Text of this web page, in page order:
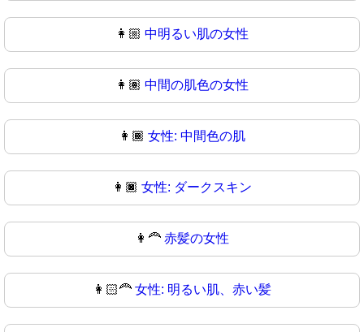
👩🏼 中明るい肌の女性
👩🏽 中間の肌色の女性
👩🏾 女性: 中間色の肌
👩🏿 女性: ダークスキン
👩‍🦰 赤髪の女性
👩🏻‍🦰 女性: 明るい肌、赤い髪